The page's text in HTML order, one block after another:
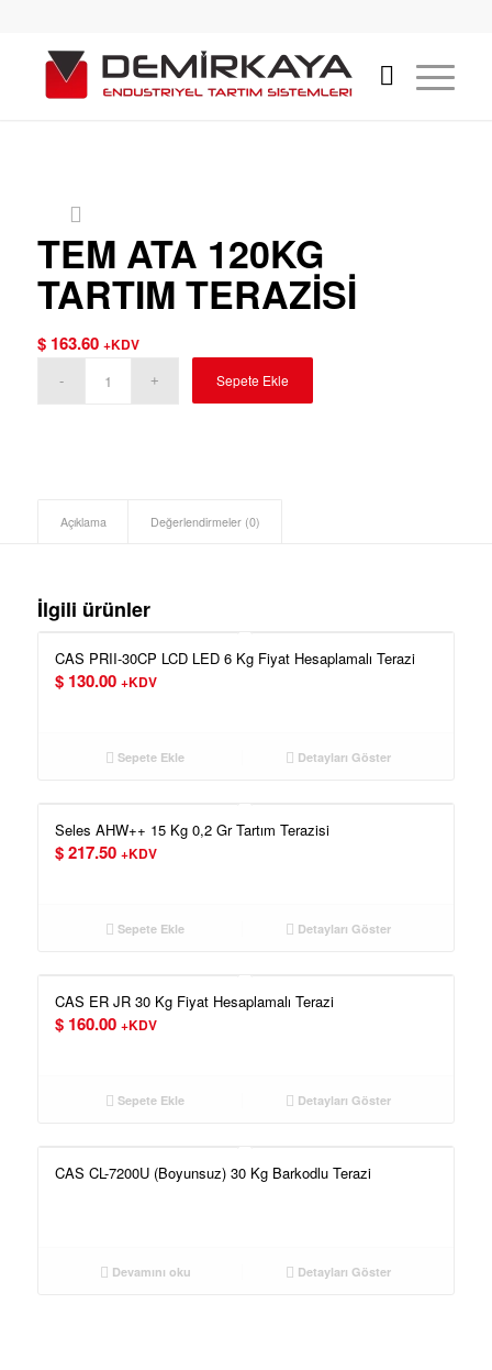
TEM ATA 120KG
TARTIM TERAZİSİ
$163.60 +KDV
Sepete Ekle
Açıklama Değerlendirmeler (0)
İlgili ürünler
CAS PRII-30CP LCD LED 6 Kg Fiyat Hesaplamalı Terazi
$130.00 +KDV
Sepete Ekle Detayları Göster
Seles AHW++ 15 Kg 0,2 Gr Tartım Terazisi
$217.50 +KDV
Sepete Ekle Detayları Göster
CAS ER JR 30 Kg Fiyat Hesaplamalı Terazi
$160.00 +KDV
Sepete Ekle Detayları Göster
CAS CL-7200U (Boyunsuz) 30 Kg Barkodlu Terazi
Devamını oku Detayları Göster